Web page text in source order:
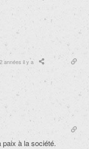
2 années il y a
à la société.